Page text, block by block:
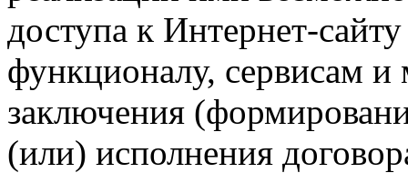
доступа к Интернет-
функционалу, сервисам и
заключения
(или) исполнения